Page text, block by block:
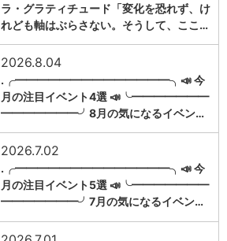
ラ・グラティチュード「変化を恐れず、け
れども軸はぶらさない。そうして、ここ…
2026.8.04
.╭━━━━━━━━━━━━━━╮📣 今
月の注目イベント4選 📣╰━━━━━━━
━━━━━━━╯8月の気になるイベン…
2026.7.02
.╭━━━━━━━━━━━━━━╮📣 今
月の注目イベント5選 📣╰━━━━━━━
━━━━━━━╯7月の気になるイベン…